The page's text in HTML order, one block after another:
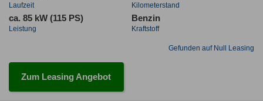
Laufzeit Kilometerstand
ca. 85 kW (115 PS)
Leistung
Benzin
Kraftstoff
Gefunden auf Null Leasing
Zum Leasing Angebot